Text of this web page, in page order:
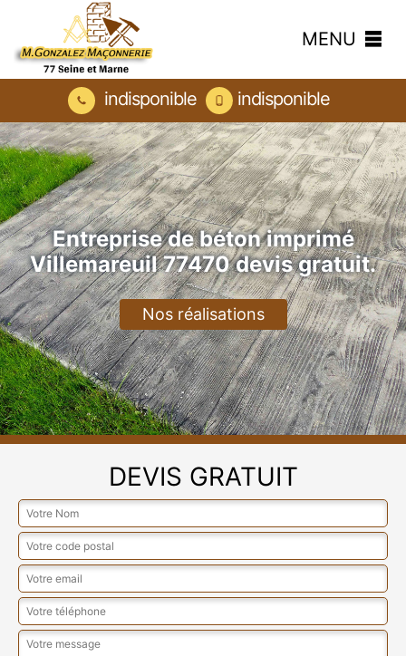
MENU
indisponible indisponible
Entreprise de béton imprimé
Villemareuil 77470 devis gratuit.
Nos réalisations
DEVIS GRATUIT